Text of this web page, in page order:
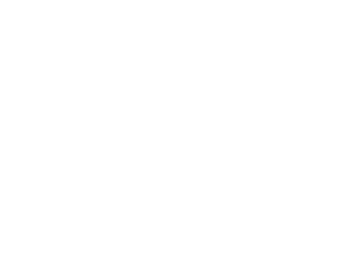
trofej – vratio se...
uradile nešto što je ...
Vozač nogom izbacio dron s...